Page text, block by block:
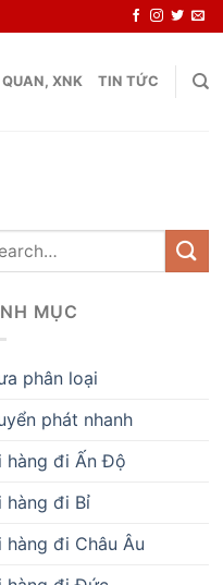
XNK TIN TỨC
MỤC
phân loại
phát nhanh
hàng đi Ấn Độ
hàng đi Bỉ
hàng đi Châu Âu